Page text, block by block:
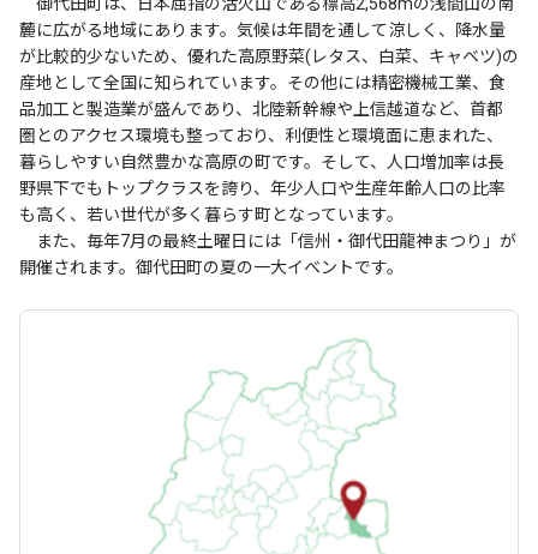
麓に広がる地域にあります。気候は年間を通して涼しく、降水量
が比較的少ないため、優れた高原野菜(レタス、白菜、キャベツ)の
産地として全国に知られています。その他には精密機械工業、食
品加工と製造業が盛んであり、北陸新幹線や上信越道など、首都
圏とのアクセス環境も整っており、利便性と環境面に恵まれた、
暮らしやすい自然豊かな高原の町です。そして、人口増加率は長
野県下でもトップクラスを誇り、年少人口や生産年齢人口の比率
も高く、若い世代が多く暮らす町となっています。
また、毎年7月の最終土曜日には「信州・御代田龍神まつり」が
開催されます。御代田町の夏の一大イベントです。